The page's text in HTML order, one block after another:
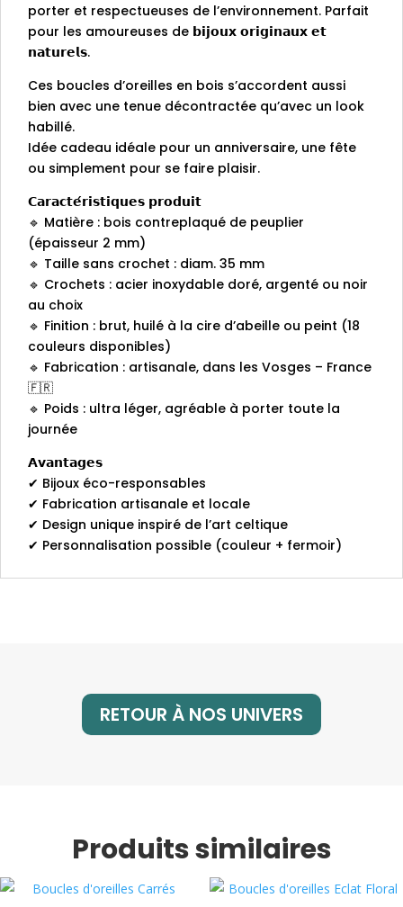
porter et respectueuses de l’environnement. Parfait
pour les amoureuses de 𝗯𝗶𝗷𝗼𝘂𝘅 𝗼𝗿𝗶𝗴𝗶𝗻𝗮𝘂𝘅 𝗲𝘁
𝗻𝗮𝘁𝘂𝗿𝗲𝗹𝘀.
Ces boucles d’oreilles en bois s’accordent aussi
bien avec une tenue décontractée qu’avec un look
habillé.
Idée cadeau idéale pour un anniversaire, une fête
ou simplement pour se faire plaisir.
𝗖𝗮𝗿𝗮𝗰𝘁𝗲́𝗿𝗶𝘀𝘁𝗶𝗾𝘂𝗲𝘀 𝗽𝗿𝗼𝗱𝘂𝗶𝘁
🔹 Matière : bois contreplaqué de peuplier
(épaisseur 2 mm)
🔹 Taille sans crochet : diam. 35 mm
🔹 Crochets : acier inoxydable doré, argenté ou noir
au choix
🔹 Finition : brut, huilé à la cire d’abeille ou peint (18
couleurs disponibles)
🔹 Fabrication : artisanale, dans les Vosges – France
🇫🇷
🔹 Poids : ultra léger, agréable à porter toute la
journée
𝗔𝘃𝗮𝗻𝘁𝗮𝗴𝗲𝘀
✔ Bijoux éco-responsables
✔ Fabrication artisanale et locale
✔ Design unique inspiré de l’art celtique
✔ Personnalisation possible (couleur + fermoir)
RETOUR À NOS UNIVERS
Produits similaires